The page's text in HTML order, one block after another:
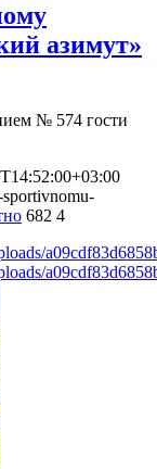
азимут»
№ 574 гости
682 4